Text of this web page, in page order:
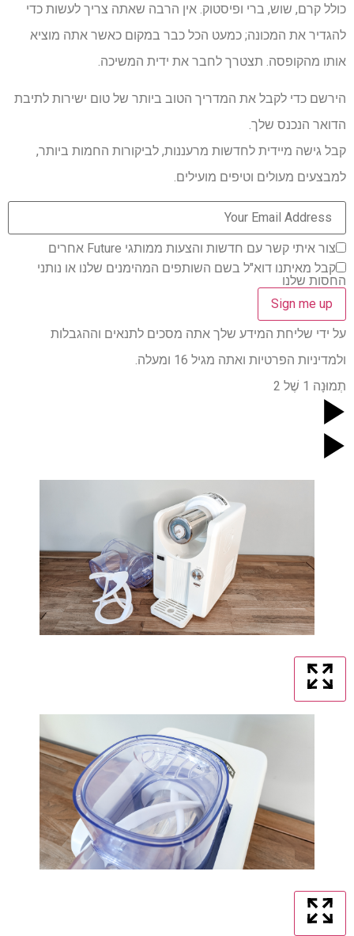
כולל קרם, שוש, ברי ופיסטוק. אין הרבה שאתה צריך לעשות כדי
להגדיר את המכונה; כמעט הכל כבר במקום כאשר אתה מוציא
אותו מהקופסה. תצטרך לחבר את ידית המשיכה.
הירשם כדי לקבל את המדריך הטוב ביותר של טום ישירות לתיבת
הדואר הנכנס שלך.
קבל גישה מיידית לחדשות מרעננות, לביקורות החמות ביותר,
למבצעים מעולים וטיפים מועילים.
צור איתי קשר עם חדשות והצעות ממותגי Future אחרים
קבל מאיתנו דוא"ל בשם השותפים המהימנים שלנו או נותני
החסות שלנו
על ידי שליחת המידע שלך אתה מסכים לתנאים וההגבלות
ולמדיניות הפרטיות ואתה מגיל 16 ומעלה.
תְמוּנָה 1 שֶׁל 2